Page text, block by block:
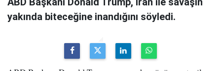
yakında biteceğine inandığını söyledi.